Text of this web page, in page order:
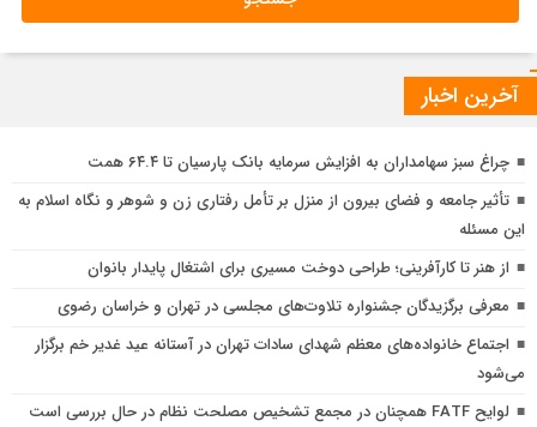
آخرین اخبار
چراغ سبز سهامداران به افزایش سرمایه بانک پارسیان تا ۶۴.۴ همت
تأثیر جامعه و فضای بیرون از منزل بر تأمل رفتاری زن و شوهر و نگاه اسلام به
این مسئله
از هنر تا کارآفرینی؛ طراحی دوخت مسیری برای اشتغال پایدار بانوان
معرفی برگزیدگان جشنواره تلاوت‌های مجلسی در تهران و خراسان رضوی
اجتماع خانواده‌های معظم شهدای سادات تهران در آستانه عید غدیر خم برگزار
می‌شود
لوایح FATF همچنان در مجمع تشخیص مصلحت نظام در حال بررسی است